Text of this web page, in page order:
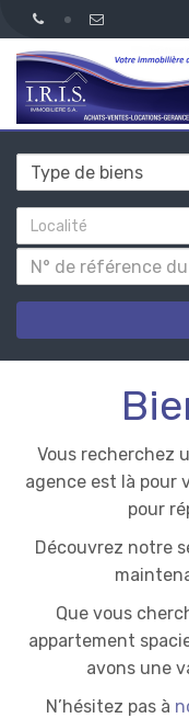
Localité
Maisons
et
louer
Vous recherchez
agence est là pour
pour
Découvrez notre
Que vous
appartement
avons une
N’hésitez pas à